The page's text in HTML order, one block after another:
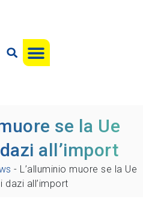
se la Ue
all’import
- L’alluminio muore se la Ue
dazi all’import